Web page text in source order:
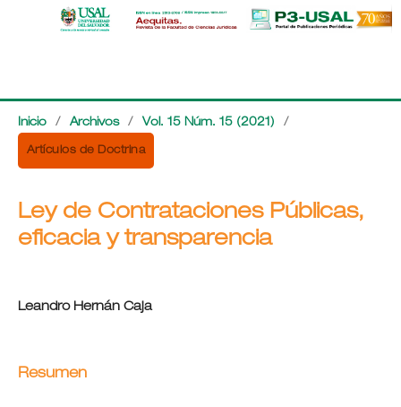
Inicio / Archivos / Vol. 15 Núm. 15 (2021) /
Artículos de Doctrina
Ley de Contrataciones Públicas,
eficacia y transparencia
Leandro Hernán Caja
Resumen